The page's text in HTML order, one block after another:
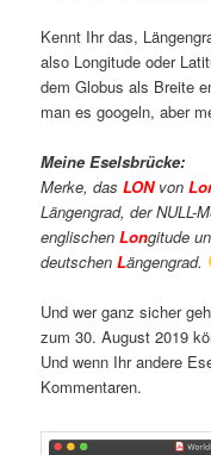
Kennt Ihr das,
also Longitude oder
dem Globus als Breite
man es googeln, aber
Meine Eselsbrücke:
Merke, dasLONvon
Längengrad, der NULL-
englischenLongitude
deutschenLängengrad.
Und wer ganz sicher
zum 30. August 2019
Und wenn Ihr andere
Kommentaren.